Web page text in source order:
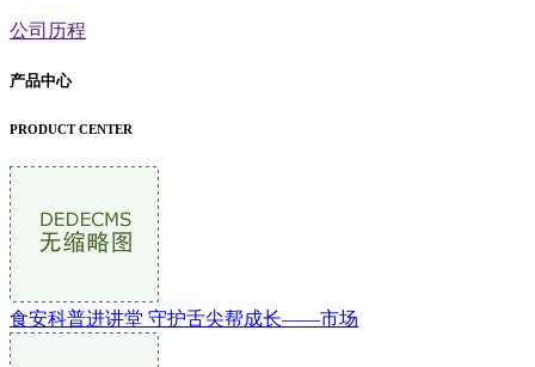
公司历程
产品中心
PRODUCT CENTER
食安科普进讲堂 守护舌尖帮成长——市场